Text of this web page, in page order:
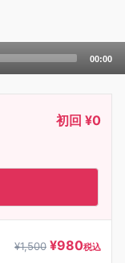
00:00
初回 ¥0
¥1,500 ¥980税込